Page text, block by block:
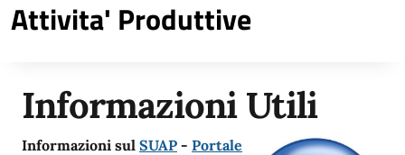
Attivita' Produttive
Informazioni Utili
Informazioni sul SUAP - Portale